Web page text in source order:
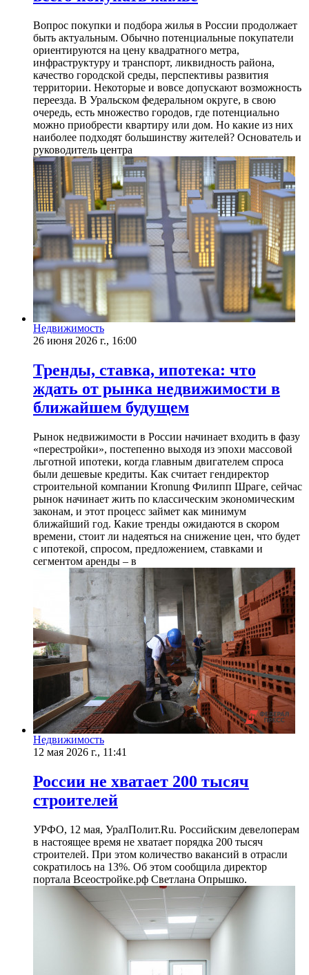
Вопрос покупки и подбора жилья в России продолжает
быть актуальным. Обычно потенциальные покупатели
ориентируются на цену квадратного метра,
инфраструктуру и транспорт, ликвидность района,
качество городской среды, перспективы развития
территории. Некоторые и вовсе допускают возможность
переезда. В Уральском федеральном округе, в свою
очередь, есть множество городов, где потенциально
можно приобрести квартиру или дом. Но какие из них
наиболее подходят большинству жителей? Основатель и
руководитель центра
Недвижимость
26 июня 2026 г., 16:00
Тренды, ставка, ипотека: что
ждать от рынка недвижимости в
ближайшем будущем
Рынок недвижимости в России начинает входить в фазу
«перестройки», постепенно выходя из эпохи массовой
льготной ипотеки, когда главным двигателем спроса
были дешевые кредиты. Как считает гендиректор
строительной компании Kronung Филипп Шраге, сейчас
рынок начинает жить по классическим экономическим
законам, и этот процесс займет как минимум
ближайший год. Какие тренды ожидаются в скором
времени, стоит ли надеяться на снижение цен, что будет
с ипотекой, спросом, предложением, ставками и
сегментом аренды – в
Недвижимость
12 мая 2026 г., 11:41
России не хватает 200 тысяч
строителей
УРФО, 12 мая, УралПолит.Ru. Российским девелоперам
в настоящее время не хватает порядка 200 тысяч
строителей. При этом количество вакансий в отрасли
сократилось на 13%. Об этом сообщила директор
портала Всеостройке.рф Светлана Опрышко.